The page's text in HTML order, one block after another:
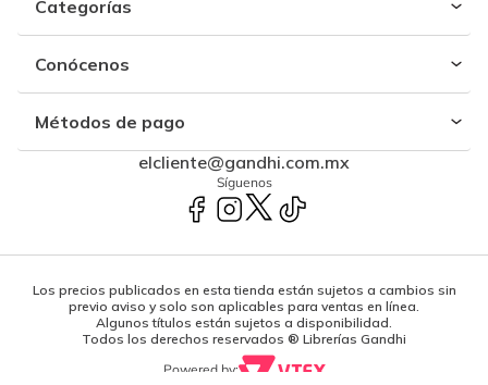
Categorías
Conócenos
Métodos de pago
elcliente@gandhi.com.mx
Síguenos
Los precios publicados en esta tienda están sujetos a cambios sin
previo aviso y solo son aplicables para ventas en línea.
Algunos títulos están sujetos a disponibilidad.
Todos los derechos reservados ® Librerías Gandhi
Powered by: